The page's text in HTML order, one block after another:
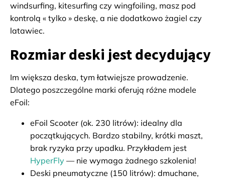
windsurfing, kitesurfing czy wingfoiling, masz pod
kontrolą « tylko » deskę, a nie dodatkowo żagiel czy
latawiec.
Rozmiar deski jest decydujący
Im większa deska, tym łatwiejsze prowadzenie.
Dlatego poszczególne marki oferują różne modele
eFoil:
eFoil Scooter (ok. 230 litrów): idealny dla
początkujących. Bardzo stabilny, krótki maszt,
brak ryzyka przy upadku. Przykładem jest
HyperFly — nie wymaga żadnego szkolenia!
Deski pneumatyczne (150 litrów): dmuchane,